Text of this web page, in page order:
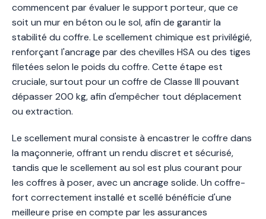
commencent par évaluer le support porteur, que ce
soit un mur en béton ou le sol, afin de garantir la
stabilité du coffre. Le scellement chimique est privilégié,
renforçant l'ancrage par des chevilles HSA ou des tiges
filetées selon le poids du coffre. Cette étape est
cruciale, surtout pour un coffre de Classe III pouvant
dépasser 200 kg, afin d'empêcher tout déplacement
ou extraction.
Le scellement mural consiste à encastrer le coffre dans
la maçonnerie, offrant un rendu discret et sécurisé,
tandis que le scellement au sol est plus courant pour
les coffres à poser, avec un ancrage solide. Un coffre-
fort correctement installé et scellé bénéficie d'une
meilleure prise en compte par les assurances